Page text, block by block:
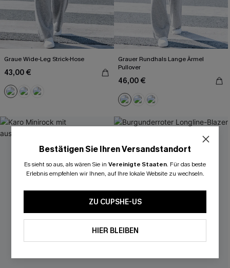
Graue Wide-Leg Strick-Hose
43,00 €
Grauer Rundhals Lange Ärmel
Pullover
46,00 €
Bestätigen Sie Ihren Versandstandort
Es sieht so aus, als wären Sie in Vereinigte Staaten. Für das beste
Erlebnis empfehlen wir Ihnen, auf Ihre lokale Website zu wechseln.
ZU CUPSHE-US
HIER BLEIBEN